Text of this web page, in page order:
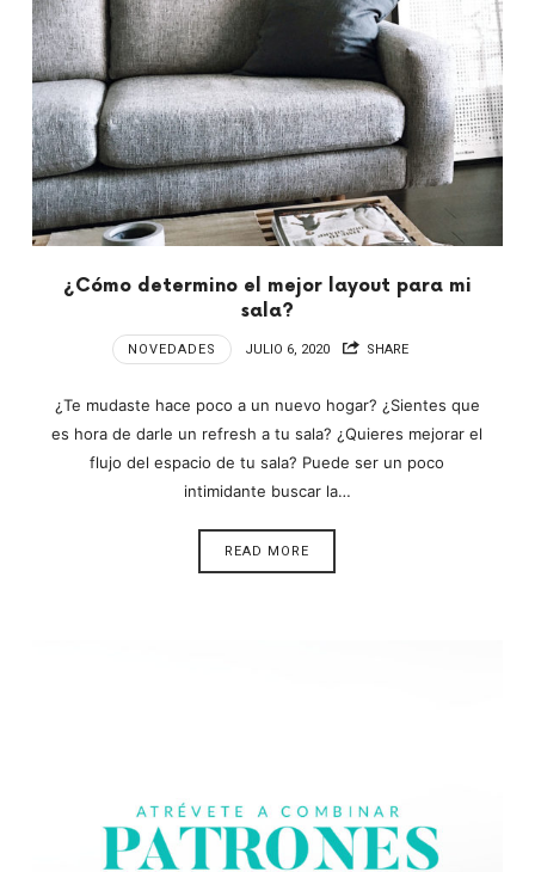
¿Cómo determino el mejor layout para mi
sala?
NOVEDADES JULIO 6, 2020 SHARE
¿Te mudaste hace poco a un nuevo hogar? ¿Sientes que
es hora de darle un refresh a tu sala? ¿Quieres mejorar el
flujo del espacio de tu sala? Puede ser un poco
intimidante buscar la…
READ MORE